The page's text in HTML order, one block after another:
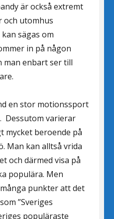
är också extremt
och utomhus
sägas om
in på någon
man enbart ser till
en stor motionssport
Dessutom varierar
mycket beroende på
Man kan alltså vrida
och därmed visa på
populära. Men
punkter att det
”Sveriges
populäraste